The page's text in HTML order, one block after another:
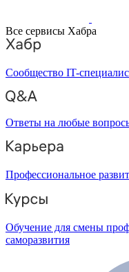
Все сервисы Хабра
Сообщество IT-
Ответы на любые
Профессиональное
Обучение для смены
саморазвития